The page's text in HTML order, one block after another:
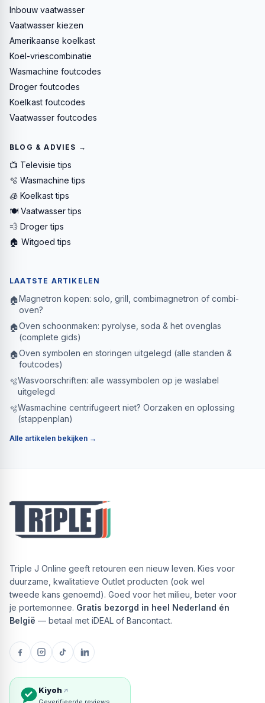
Inbouw vaatwasser
Vaatwasser kiezen
Amerikaanse koelkast
Koel-vriescombinatie
Wasmachine foutcodes
Droger foutcodes
Koelkast foutcodes
Vaatwasser foutcodes
BLOG & ADVIES →
📺 Televisie tips
🫧 Wasmachine tips
🧊 Koelkast tips
🍽️ Vaatwasser tips
💨 Droger tips
🏠 Witgoed tips
LAATSTE ARTIKELEN
🏠Magnetron kopen: solo, grill, combimagnetron of combi-
oven?
🏠Oven schoonmaken: pyrolyse, soda & het ovenglas
(complete gids)
🏠Oven symbolen en storingen uitgelegd (alle standen &
foutcodes)
🫧Wasvoorschriften: alle wassymbolen op je waslabel
uitgelegd
🫧Wasmachine centrifugeert niet? Oorzaken en oplossing
(stappenplan)
Alle artikelen bekijken →
Triple J Online geeft retouren een nieuw leven. Kies voor
duurzame, kwalitatieve Outlet producten (ook wel
tweede kans genoemd). Goed voor het milieu, beter voor
je portemonnee. Gratis bezorgd in heel Nederland én
België — betaal met iDEAL of Bancontact.
Kiyoh